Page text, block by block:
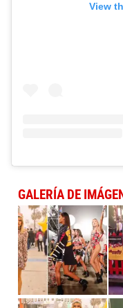
View
GALERÍA DE